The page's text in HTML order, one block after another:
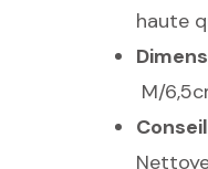
haute
M/